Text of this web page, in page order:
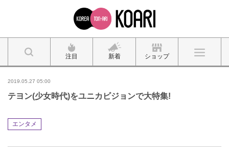
注目 新着 ショップ
2019.05.27 05:00
テヨン(少女時代)をユニカビジョンで大特集!
エンタメ